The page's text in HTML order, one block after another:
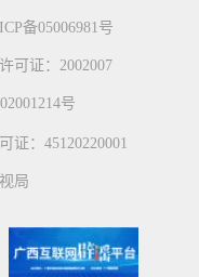
备05006981号
可证：2002007
号
证：45120220001
局